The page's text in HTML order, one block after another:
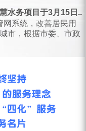
水务项目于3月15日...
系统，改善居民用
市，根据市委、市政